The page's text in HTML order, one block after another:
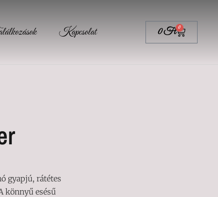
Kapcsolat 0Ft 0
gyapjú, rátétes
könnyű esésű